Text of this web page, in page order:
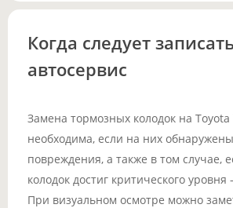
Когда следует
автосервис
Замена тормозных колодок на Toyota
необходима, если на них
повреждения, а также в том случае,
колодок достиг критического
При визуальном осмотре можно